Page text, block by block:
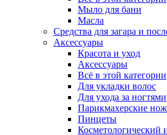
Мыло для бани
Масла
Средства для загара и
Аксессуары
Красота и уход
Аксессуары
Всё в этой категории
Для укладки волос
Для ухода за ногтями
Парикмахерские
Пинцеты
Косметологический